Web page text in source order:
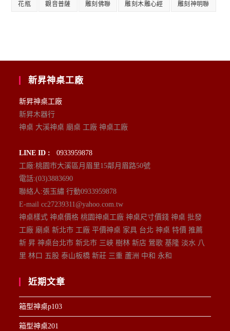
花瓶 觀音普薩 雕刻佛聯 雕刻木雕心經 雕刻神明聯
新昇神桌工廠
新昇神桌工廠
新昇木器行
神桌 大溪神桌 廟桌 工廠 神桌工廠
LINE ID :
0933959878
工廠:桃園市大溪區月眉里15鄰月眉路50號
電話:(03)3883690
聯絡人:張玉繡 行動0933959878
E-mail cc27239311@yahoo.com.tw
神桌樣式 神桌價格 桃園神桌工廠 神桌尺寸價錢 神桌 批發
工廠 廟桌 新北市 工廠 平價神桌 家具 台北 神桌 特價 推薦
新 昇 神桌台北市 新北市 三峽 樹林 新店 鶯歌 基隆 淡水 八
里 林口 五股 泰山板橋 新莊 三重 蘆洲 中和 永和
近期文章
箱型神桌p103
箱型神桌201